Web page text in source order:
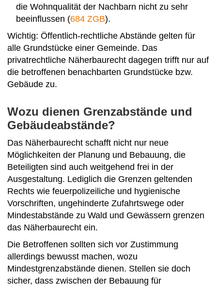
die Wohnqualität der Nachbarn nicht zu sehr
beeinflussen (684 ZGB).
Wichtig: Öffentlich-rechtliche Abstände gelten für
alle Grundstücke einer Gemeinde. Das
privatrechtliche Näherbaurecht dagegen trifft nur auf
die betroffenen benachbarten Grundstücke bzw.
Gebäude zu.
Wozu dienen Grenzabstände und
Gebäudeabstände?
Das Näherbaurecht schafft nicht nur neue
Möglichkeiten der Planung und Bebauung, die
Beteiligten sind auch weitgehend frei in der
Ausgestaltung. Lediglich die Grenzen geltenden
Rechts wie feuerpolizeiliche und hygienische
Vorschriften, ungehinderte Zufahrtswege oder
Mindestabstände zu Wald und Gewässern grenzen
das Näherbaurecht ein.
Die Betroffenen sollten sich vor Zustimmung
allerdings bewusst machen, wozu
Mindestgrenzabstände dienen. Stellen sie doch
sicher, dass zwischen der Bebauung für